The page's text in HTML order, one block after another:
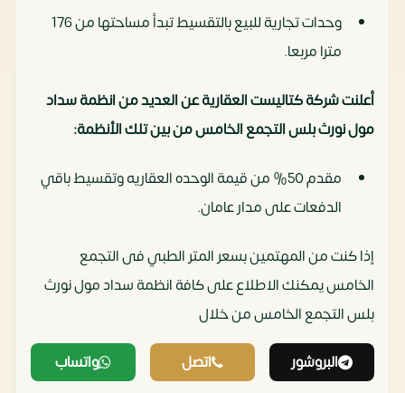
وحدات تجارية للبيع بالتقسيط تبدأ مساحتها من 176
مترا مربعا.
أعلنت شركة كتاليست العقارية عن العديد من انظمة سداد
مول نورث بلس التجمع الخامس من بين تلك الأنظمة:
مقدم 50% من قيمة الوحده العقاريه وتقسيط باقي
الدفعات على مدار عامان.
إذا كنت من المهتمين بسعر المتر الطبي فى التجمع
الخامس يمكنك الاطلاع على كافة انظمة سداد مول نورث
بلس التجمع الخامس من خلال‏
البروشور اتصل واتساب